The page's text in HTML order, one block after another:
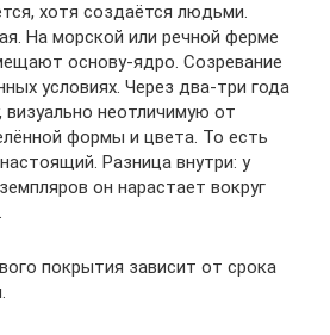
хотя создаётся людьми.
На морской или речной ферме
основу-ядро. Созревание
условиях. Через два-три года
неотличимую от
формы и цвета. То есть
Разница внутри: у
он нарастает вокруг
покрытия зависит от срока